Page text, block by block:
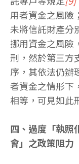
用者資金之風險
未將信託財產分
挪用資金之風險
刑，然於第三方
序，其依法仍辦
者資金之情形下
相等，可見如此
四、過度「執照
會」之政策阻力